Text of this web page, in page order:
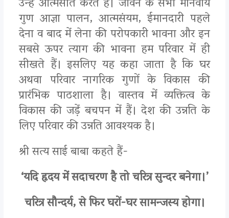
गुण आज्ञा पालन, आत्मसंयम, ईमानदारी पहले
देना व बाद में लेना की परोपकारी भावना और इन
सबसे ऊपर त्याग की भावना हम परिवार में ही
सीखते हैं। इसलिए यह कहा जाता है कि घर
अथवा परिवार नागरिक गुणों के विकास की
प्रारंभिक पाठशाला है। वास्तव में व्यक्तित्व के
विकास की जड़ें बचपन में हैं। देश की उन्नति के
लिए परिवार की उन्नति आवश्यक है।
श्री सत्य साई बाबा कहते हैं-
‘यदि हृदय में सदाचरण है तो चरित्र सुन्दर बनेगा।’
चरित्र सौन्दर्य, से फिर घरों-घर सामन्जस्य होगा।